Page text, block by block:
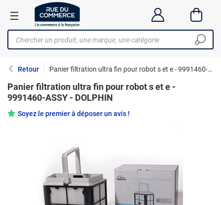
Retour Panier filtration ultra fin pour robot s et e - 9991460-ASSY - DOLPHIN
Panier filtration ultra fin pour robot s et e -
9991460-ASSY - DOLPHIN
Soyez le premier à déposer un avis !